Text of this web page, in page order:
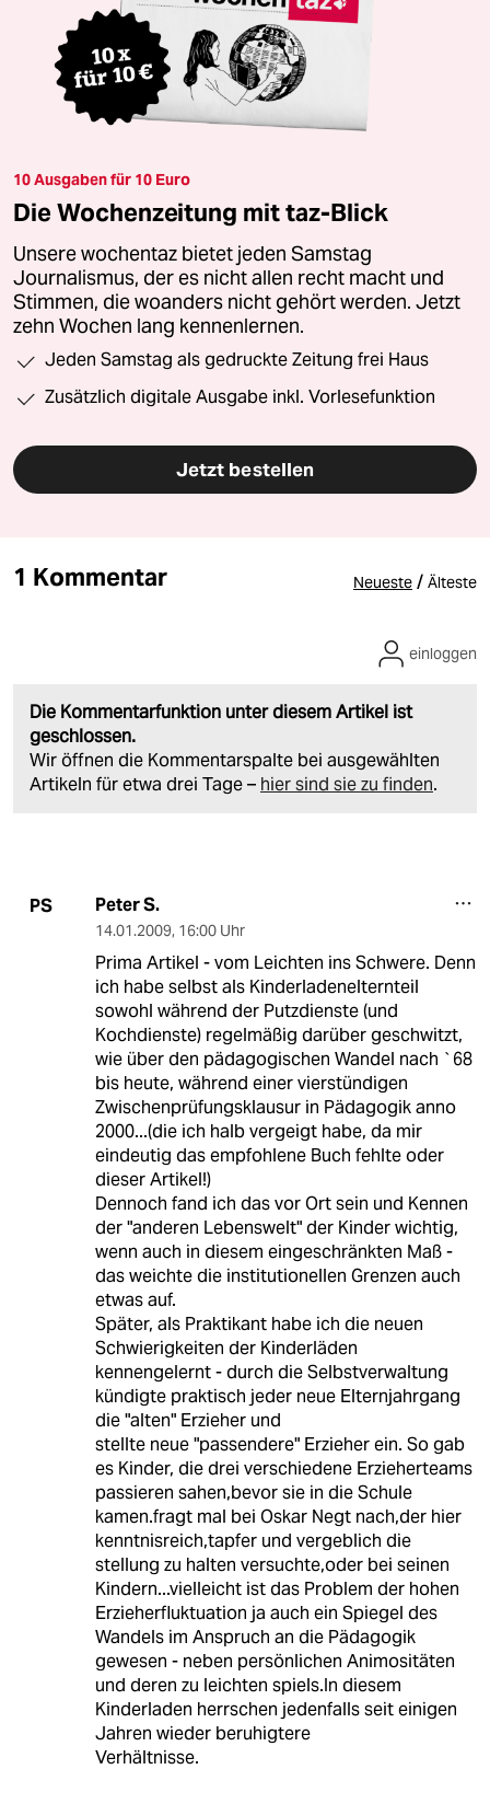
10 Ausgaben für 10 Euro
Die Wochenzeitung mit taz-Blick
Unsere wochentaz bietet jeden Samstag
Journalismus, der es nicht allen recht macht und
Stimmen, die woanders nicht gehört werden. Jetzt
zehn Wochen lang kennenlernen.
Jeden Samstag als gedruckte Zeitung frei Haus
Zusätzlich digitale Ausgabe inkl. Vorlesefunktion
Jetzt bestellen
1 Kommentar Neueste / Älteste
Die Kommentarfunktion unter diesem Artikel ist
geschlossen.
Wir öffnen die Kommentarspalte bei ausgewählten
Artikeln für etwa drei Tage – hier sind sie zu finden.
einloggen
PS Peter S.
14.01.2009, 16:00 Uhr
Prima Artikel - vom Leichten ins Schwere. Denn
ich habe selbst als Kinderladenelternteil
sowohl während der Putzdienste (und
Kochdienste) regelmäßig darüber geschwitzt,
wie über den pädagogischen Wandel nach `68
bis heute, während einer vierstündigen
Zwischenprüfungsklausur in Pädagogik anno
2000...(die ich halb vergeigt habe, da mir
eindeutig das empfohlene Buch fehlte oder
dieser Artikel!)
Dennoch fand ich das vor Ort sein und Kennen
der "anderen Lebenswelt" der Kinder wichtig,
wenn auch in diesem eingeschränkten Maß -
das weichte die institutionellen Grenzen auch
etwas auf.
Später, als Praktikant habe ich die neuen
Schwierigkeiten der Kinderläden
kennengelernt - durch die Selbstverwaltung
kündigte praktisch jeder neue Elternjahrgang
die "alten" Erzieher und
stellte neue "passendere" Erzieher ein. So gab
es Kinder, die drei verschiedene Erzieherteams
passieren sahen,bevor sie in die Schule
kamen.fragt mal bei Oskar Negt nach,der hier
kenntnisreich,tapfer und vergeblich die
stellung zu halten versuchte,oder bei seinen
Kindern...vielleicht ist das Problem der hohen
Erzieherfluktuation ja auch ein Spiegel des
Wandels im Anspruch an die Pädagogik
gewesen - neben persönlichen Animositäten
und deren zu leichten spiels.In diesem
Kinderladen herrschen jedenfalls seit einigen
Jahren wieder beruhigtere
Verhältnisse.